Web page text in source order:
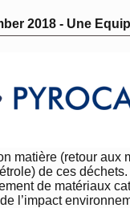
2018 - Une
matière (retour aux
de ces
de matériaux
de l’impact